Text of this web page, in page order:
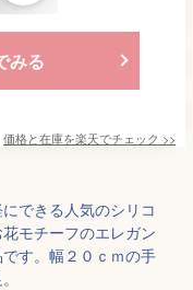
みる
価格と在庫を楽天でチェック >>
できる人気のシリコ
モチーフのエレガン
す。幅２０ｃｍの手